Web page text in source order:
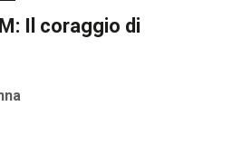
Il coraggio di